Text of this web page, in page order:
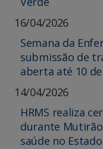
16/04/2026
Semana da
submissão de
aberta até 10
14/04/2026
HRMS realiza
durante
saúde no Estado